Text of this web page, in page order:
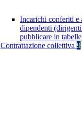
Incarichi conferiti e
dipendenti
pubblicare in
Contrattazione collettiva 9